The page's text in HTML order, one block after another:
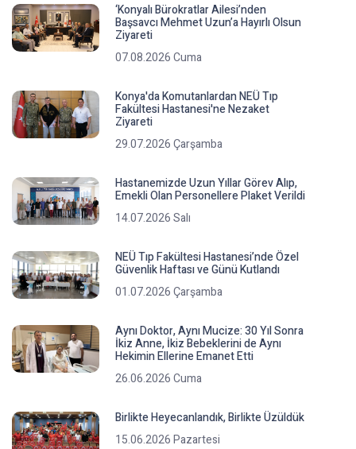
‘Konyalı Bürokratlar Ailesi’nden
Başsavcı Mehmet Uzun’a Hayırlı Olsun
Ziyareti
07.08.2026 Cuma
Konya'da Komutanlardan NEÜ Tıp
Fakültesi Hastanesi'ne Nezaket
Ziyareti
29.07.2026 Çarşamba
Hastanemizde Uzun Yıllar Görev Alıp,
Emekli Olan Personellere Plaket Verildi
14.07.2026 Salı
NEÜ Tıp Fakültesi Hastanesi’nde Özel
Güvenlik Haftası ve Günü Kutlandı
01.07.2026 Çarşamba
Aynı Doktor, Aynı Mucize: 30 Yıl Sonra
İkiz Anne, İkiz Bebeklerini de Aynı
Hekimin Ellerine Emanet Etti
26.06.2026 Cuma
Birlikte Heyecanlandık, Birlikte Üzüldük
15.06.2026 Pazartesi